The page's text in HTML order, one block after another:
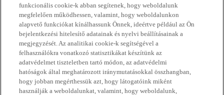
funkcionális cookie-k abban segítenek, hogy weboldalunk
megfelelően működhessen, valamint, hogy weboldalunkon
alapvető funkciókat kínálhassunk Önnek, ideértve például az Ön
bejelentkezési hitelesítő adatainak és nyelvi beállításainak a
megjegyzését. Az analitikai cookie-k segítségével a
felhasználókra vonatkozó statisztikákat készítünk az
adatvédelmet tiszteletben tartó módon, az adatvédelmi
hatóságok által meghatározott iránymutatásokkal összhangban,
hogy jobban megérthessük azt, hogy látogatóink miként
használják a weboldalunkat, valamint, hogy weboldalunk,